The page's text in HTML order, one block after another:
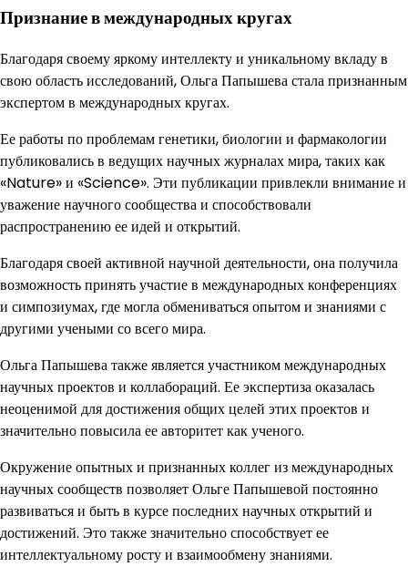
Признание в международных кругах
Благодаря своему яркому интеллекту и уникальному вкладу в
свою область исследований, Ольга Папышева стала признанным
экспертом в международных кругах.
Ее работы по проблемам генетики, биологии и фармакологии
публиковались в ведущих научных журналах мира, таких как
«Nature» и «Science». Эти публикации привлекли внимание и
уважение научного сообщества и способствовали
распространению ее идей и открытий.
Благодаря своей активной научной деятельности, она получила
возможность принять участие в международных конференциях
и симпозиумах, где могла обмениваться опытом и знаниями с
другими учеными со всего мира.
Ольга Папышева также является участником международных
научных проектов и коллабораций. Ее экспертиза оказалась
неоценимой для достижения общих целей этих проектов и
значительно повысила ее авторитет как ученого.
Окружение опытных и признанных коллег из международных
научных сообществ позволяет Ольге Папышевой постоянно
развиваться и быть в курсе последних научных открытий и
достижений. Это также значительно способствует ее
интеллектуальному росту и взаимообмену знаниями.